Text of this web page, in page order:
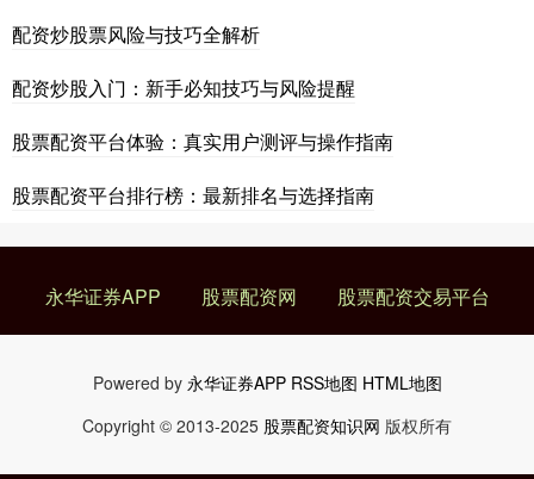
配资炒股票风险与技巧全解析
配资炒股入门：新手必知技巧与风险提醒
股票配资平台体验：真实用户测评与操作指南
股票配资平台排行榜：最新排名与选择指南
永华证券APP 股票配资网 股票配资交易平台
Powered by 永华证券APP RSS地图 HTML地图
Copyright © 2013-2025 股票配资知识网 版权所有